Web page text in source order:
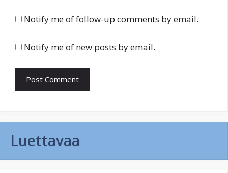
Notify me of follow-up comments by email.
Notify me of new posts by email.
Luettavaa